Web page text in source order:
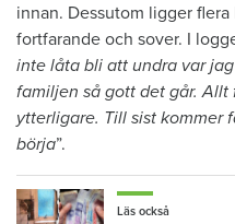
innan. Dessutom ligger
fortfarande och sover. I
inte låta bli att undra var
familjen så gott det går.
ytterligare. Till sist kommer
börja”.
Läs också